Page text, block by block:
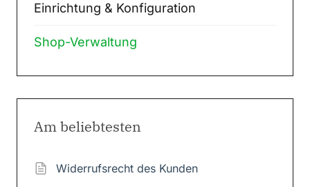
Einrichtung & Konfiguration
Shop-Verwaltung
Am beliebtesten
Widerrufsrecht des Kunden